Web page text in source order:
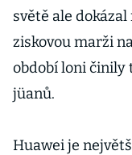
světě ale
ziskovou marži
období loni činily
jüanů.
Huawei je